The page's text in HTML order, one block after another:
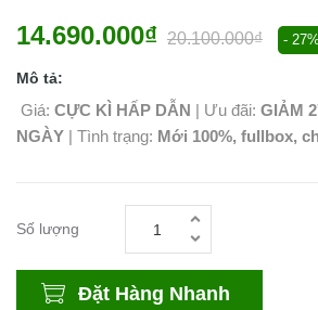
14.690.000₫ 20.100.000₫ - 27%
Mô tả:
Giá: CỰC KÌ HẤP DẪN | Ưu đãi: GIẢM
NGÀY | Tình trạng: Mới 100%, fullbox,
Số lượng
Đặt Hàng Nhanh